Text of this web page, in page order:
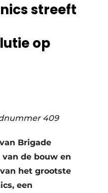
streeft
op
409
Brigade
de bouw en
het grootste
een